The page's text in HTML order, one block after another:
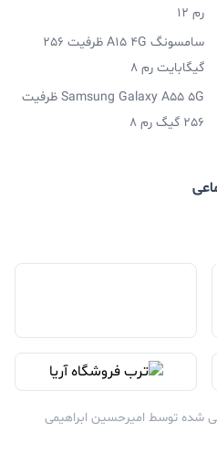
رم 12
سامسونگ A15 4G ظرفیت 256
گیگابایت رم 8
Samsung Galaxy A55 5G ظرفیت
256 گیگ رم 8
شده توسط امیرحسین ابراهیمی